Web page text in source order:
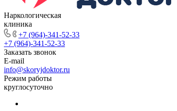
Наркологическая
клиника
+7 (964)-341-52-33
+7 (964)-341-52-33
Заказать звонок
E-mail
info@skoryjdoktor.ru
Режим работы
круглосуточно